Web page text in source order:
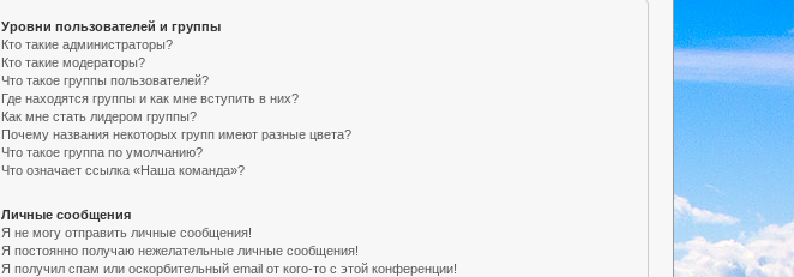
Уровни пользователей и группы
Кто такие администраторы?
Кто такие модераторы?
Что такое группы пользователей?
Где находятся группы и как мне вступить в них?
Как мне стать лидером группы?
Почему названия некоторых групп имеют разные цвета?
Что такое группа по умолчанию?
Что означает ссылка «Наша команда»?
Личные сообщения
Я не могу отправить личные сообщения!
Я постоянно получаю нежелательные личные сообщения!
Я получил спам или оскорбительный email от кого-то с этой конференции!